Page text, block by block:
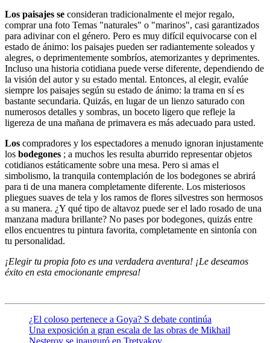
Los paisajes se consideran tradicionalmente el mejor regalo,
comprar una foto Temas "naturales" o "marinos", casi garantizados
para adivinar con el género. Pero es muy difícil equivocarse con el
estado de ánimo: los paisajes pueden ser radiantemente soleados y
alegres, o deprimentemente sombríos, atemorizantes y deprimentes.
Incluso una historia cotidiana puede verse diferente, dependiendo de
la visión del autor y su estado mental. Entonces, al elegir, evalúe
siempre los paisajes según su estado de ánimo: la trama en sí es
bastante secundaria. Quizás, en lugar de un lienzo saturado con
numerosos detalles y sombras, un boceto ligero que refleje la
ligereza de una mañana de primavera es más adecuado para usted.
Los compradores y los espectadores a menudo ignoran injustamente
los bodegones ; a muchos les resulta aburrido representar objetos
cotidianos estáticamente sobre una mesa. Pero si amas el
simbolismo, la tranquila contemplación de los bodegones se abrirá
para ti de una manera completamente diferente. Los misteriosos
pliegues suaves de tela y los ramos de flores silvestres son hermosos
a su manera. ¿Y qué tipo de altavoz puede ser el lado rosado de una
manzana madura brillante? No pases por bodegones, quizás entre
ellos encuentres tu pintura favorita, completamente en sintonía con
tu personalidad.
¡Elegir tu propia foto es una verdadera aventura! ¡Le deseamos
éxito en esta emocionante empresa!
¿El coloso pertenece a Goya? S debate continúa
Una exposición a gran escala de las obras de Mikhail